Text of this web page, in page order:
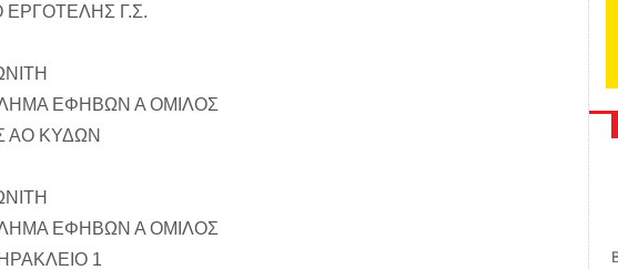
ΕΡΓΟΤΕΛΗΣ Γ.Σ.
ΕΦΗΒΩΝ Α ΟΜΙΛΟΣ
ΑΟ ΚΥΔΩΝ
ΕΦΗΒΩΝ Α ΟΜΙΛΟΣ
1